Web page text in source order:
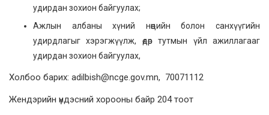
удирдан зохион байгуулах;
Ажлын албаны хүний нөөцийн болон санхүүгийн
удирдлагыг хэрэгжүүлж, өдөр тутмын үйл ажиллагааг
удирдан зохион байгуулах,
Холбоо барих: adilbish@ncge.gov.mn, 70071112
Жендэрийн үндэсний хорооны байр 204 тоот